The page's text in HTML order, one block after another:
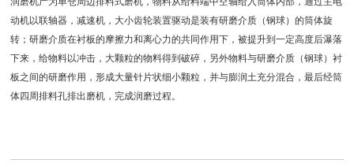
动机以联轴器，减速机，大小齿轮装置驱动是装有研磨介质（钢球）的筒体旋
转；研磨介质在衬板的摩擦力和离心力的共同作用下，被提升到一定高度后瀑落
下来，给物料以冲击，大颗粒的物料得到破碎，另外物料与研磨介质（钢球）衬
板之间的研磨作用，形成大量针片状细小颗粒，并与膨润土充分混合，最后经筒
体四周排料孔排出磨机，完成润磨过程。